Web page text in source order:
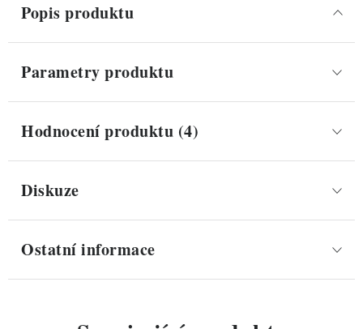
Popis produktu
Parametry produktu
Hodnocení produktu (4)
Diskuze
Ostatní informace